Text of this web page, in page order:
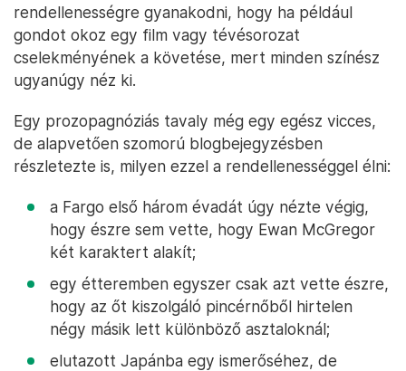
rendellenességre gyanakodni, hogy ha például
gondot okoz egy film vagy tévésorozat
cselekményének a követése, mert minden színész
ugyanúgy néz ki.
Egy prozopagnóziás tavaly még egy egész vicces,
de alapvetően szomorú blogbejegyzésben
részletezte is, milyen ezzel a rendellenességgel élni:
a Fargo első három évadát úgy nézte végig,
hogy észre sem vette, hogy Ewan McGregor
két karaktert alakít;
egy étteremben egyszer csak azt vette észre,
hogy az őt kiszolgáló pincérnőből hirtelen
négy másik lett különböző asztaloknál;
elutazott Japánba egy ismerőséhez, de